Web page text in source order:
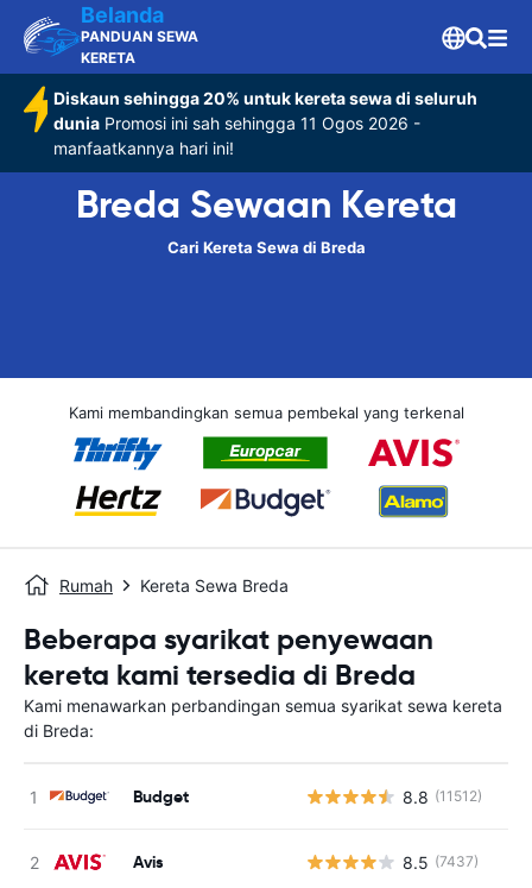
Belanda
PANDUAN SEWA
KERETA
Diskaun sehingga 20% untuk kereta sewa di seluruh
dunia Promosi ini sah sehingga 11 Ogos 2026 -
manfaatkannya hari ini!
Breda Sewaan Kereta
Cari Kereta Sewa di Breda
Kami membandingkan semua pembekal yang terkenal
Rumah Kereta Sewa Breda
Beberapa syarikat penyewaan
kereta kami tersedia di Breda
Kami menawarkan perbandingan semua syarikat sewa kereta
di Breda:
Budget 8.8 (11512)
Avis 8.5 (7437)